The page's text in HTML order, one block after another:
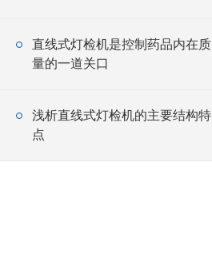
直线式灯检机是控制药品内在质
量的一道关口
浅析直线式灯检机的主要结构特
点